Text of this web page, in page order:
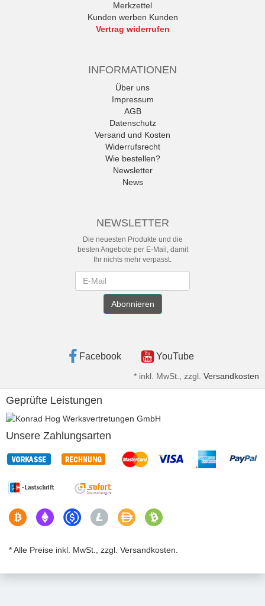
Merkzettel
Kunden werben Kunden
Vertrag widerrufen
INFORMATIONEN
Über uns
Impressum
AGB
Datenschutz
Versand und Kosten
Widerrufsrecht
Wie bestellen?
Newsletter
News
NEWSLETTER
Die neuesten Produkte und die
besten Angebote per E-Mail, damit
Ihr nichts mehr verpasst.
Abonnieren
Facebook YouTube
* inkl. MwSt., zzgl. Versandkosten
Geprüfte Leistungen
Unsere Zahlungsarten
* Alle Preise inkl. MwSt., zzgl. Versandkosten.